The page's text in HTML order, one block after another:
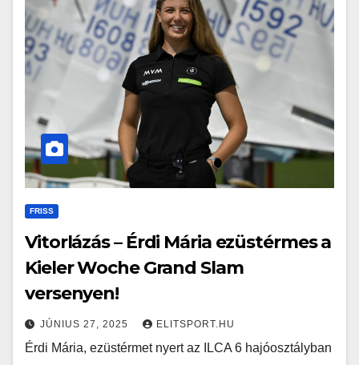
FRISS
Vitorlázás – Érdi Mária ezüstérmes a
Kieler Woche Grand Slam
versenyen!
JÚNIUS 27, 2025 ELITSPORT.HU
Érdi Mária, ezüstérmet nyert az ILCA 6 hajóosztályban